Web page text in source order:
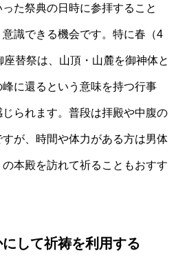
た祭典の日時に参拝すること
識できる機会です。特に春（4
座替祭は、山頂・山麓を御神体と
に還るという意味を持つ行事
られます。普段は拝殿や中腹の
が、時間や体力がある方は男体
本殿を訪れて祈ることもおすす
して祈祷を利用する